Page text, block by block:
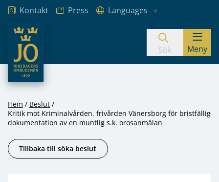
Hoppa till innehåll
Kontakt Press
Languages
JO – Riksdagens Ombudsmän
Sök Meny
Hem
Beslut
Kritik mot Kriminalvården, frivården Vänersborg för bristfällig
dokumentation av en muntlig s.k. orosanmälan
Tillbaka till söka beslut